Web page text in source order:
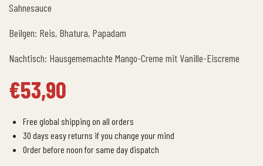
Sahnesauce
Beilgen: Reis, Bhatura, Papadam
Nachtisch: Hausgememachte Mango-Creme mit Vanille-Eiscreme
€53,90
Free global shipping on all orders
30 days easy returns if you change your mind
Order before noon for same day dispatch